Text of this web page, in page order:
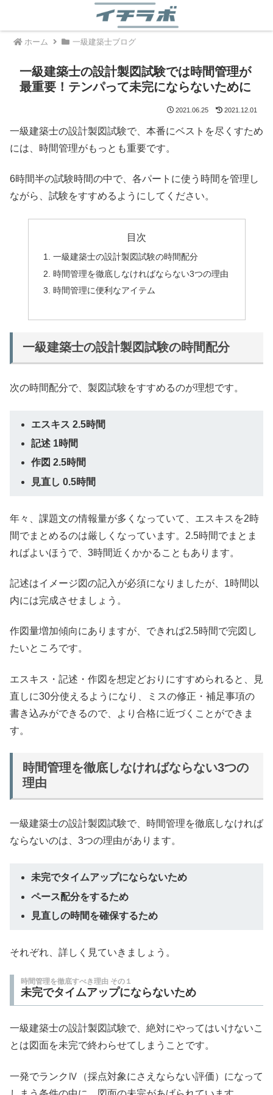
ホーム 一級建築士ブログ
一級建築士の設計製図試験では時間管理が
最重要！テンパって未完にならないために
2021.06.25 2021.12.01
一級建築士の設計製図試験で、本番にベストを尽くすため
には、時間管理がもっとも重要です。
6時間半の試験時間の中で、各パートに使う時間を管理し
ながら、試験をすすめるようにしてください。
目次
一級建築士の設計製図試験の時間配分
時間管理を徹底しなければならない3つの理由
時間管理に便利なアイテム
一級建築士の設計製図試験の時間配分
次の時間配分で、製図試験をすすめるのが理想です。
エスキス 2.5時間
記述 1時間
作図 2.5時間
見直し 0.5時間
年々、課題文の情報量が多くなっていて、エスキスを2時
間でまとめるのは厳しくなっています。2.5時間でまとま
ればよいほうで、3時間近くかかることもあります。
記述はイメージ図の記入が必須になりましたが、1時間以
内には完成させましょう。
作図量増加傾向にありますが、できれば2.5時間で完図し
たいところです。
エスキス・記述・作図を想定どおりにすすめられると、見
直しに30分使えるようになり、ミスの修正・補足事項の
書き込みができるので、より合格に近づくことができま
す。
時間管理を徹底しなければならない3つの
理由
一級建築士の設計製図試験で、時間管理を徹底しなければ
ならないのは、3つの理由があります。
未完でタイムアップにならないため
ペース配分をするため
見直しの時間を確保するため
それぞれ、詳しく見ていきましょう。
時間管理を徹底すべき理由 その１
未完でタイムアップにならないため
一級建築士の設計製図試験で、絶対にやってはいけないこ
とは図面を未完で終わらせてしまうことです。
一発でランクⅣ（採点対象にさえならない評価）になって